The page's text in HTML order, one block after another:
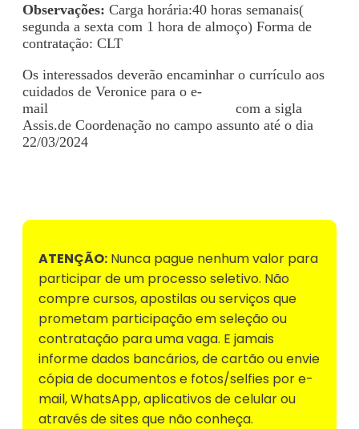
Observações: Carga horária:40 horas semanais(
segunda a sexta com 1 hora de almoço) Forma de
contratação: CLT
Os interessados deverão encaminhar o currículo aos
cuidados de Veronice para o e-
mail
com a sigla
Assis.de Coordenação no campo assunto até o dia
22/03/2024
ATENÇÃO: Nunca pague nenhum valor para
participar de um processo seletivo. Não
compre cursos, apostilas ou serviços que
prometam participação em seleção ou
contratação para uma vaga. E jamais
informe dados bancários, de cartão ou envie
cópia de documentos e fotos/selfies por e-
mail, WhatsApp, aplicativos de celular ou
através de sites que não conheça.